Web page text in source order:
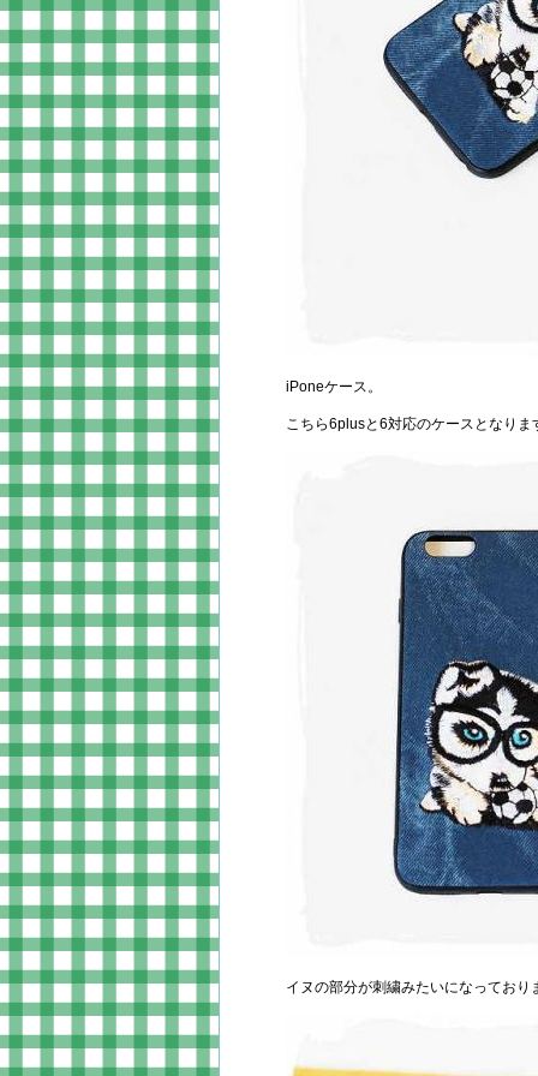
iPoneケース。
こちら6plusと6対応のケースとなりま
イヌの部分が刺繍みたいになっており